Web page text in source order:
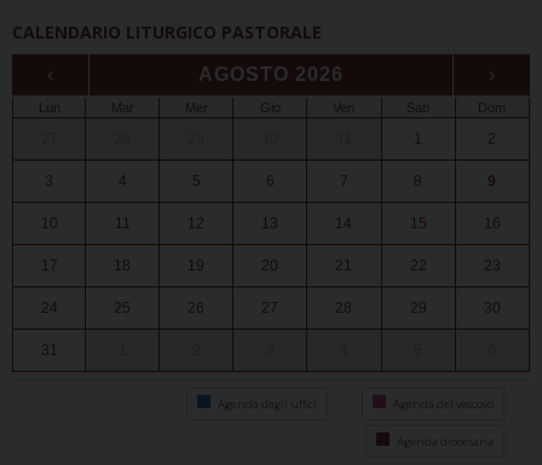
CALENDARIO LITURGICO PASTORALE
‹ AGOSTO 2026 ›
Lun Mar Mer Gio Ven Sab Dom
1 2
3 4 5 6 7 8 9
10 11 12 13 14 15 16
17 18 19 20 21 22 23
24 25 26 27 28 29 30
31
Agenda degli uffici Agenda del vescovo
Agenda diocesana